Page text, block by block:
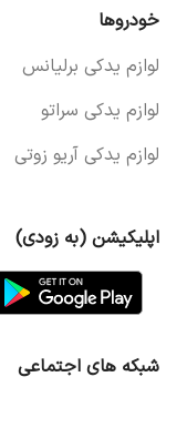
خودروها
لوازم یدکی برلیانس
لوازم یدکی سراتو
لوازم یدکی آریو زوتی
اپلیکیشن (به زودی)
شبکه های اجتماعی